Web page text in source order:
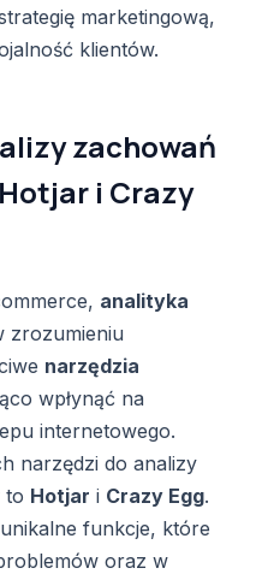
marketingową,
klientów.
zachowań
i Crazy
analityka
zrozumieniu
narzędzia
wpłynąć na
internetowego.
narzędzi do analizy
to Hotjar i Crazy Egg.
funkcje, które
oraz w